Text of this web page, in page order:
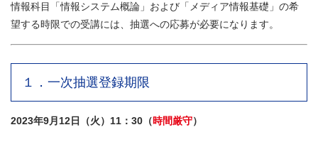
情報科目「情報システム概論」および「メディア情報基礎」の希
望する時限での受講には、抽選への応募が必要になります。
１．一次抽選登録期限
2023年9月12日（火）11：30（時間厳守）